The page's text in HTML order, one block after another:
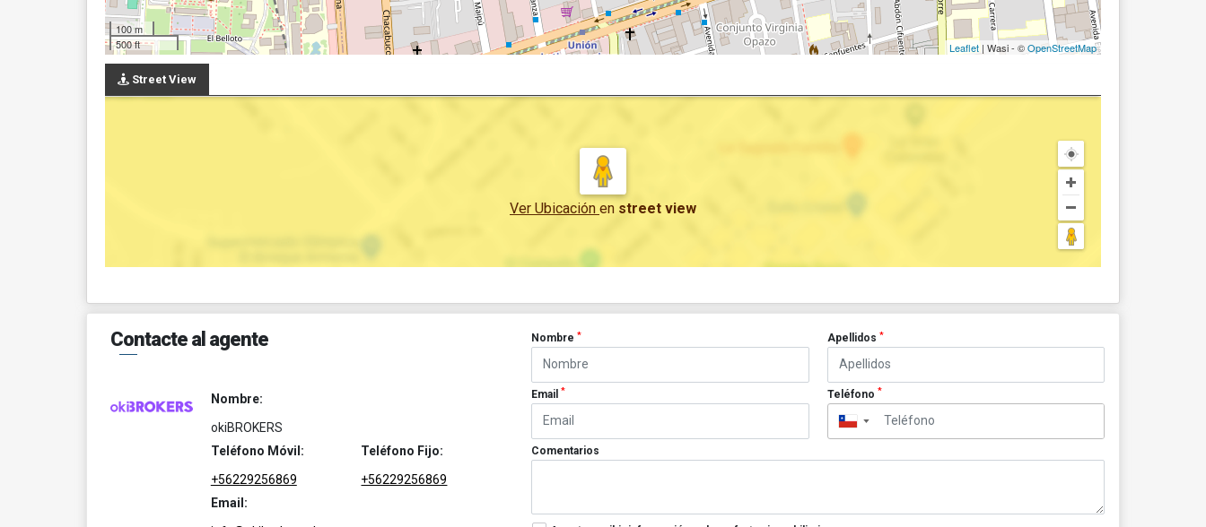
100 m
500 ft
Leaflet | Wasi - ©OpenStreetMap
Street View
Ver Ubicación en street view
Contacte al agente
Nombre:
okiBROKERS
Teléfono Móvil:
+56229256869
Teléfono Fijo:
+56229256869
Email:
Nombre* Apellidos *
Email* Teléfono *
▼
Comentarios